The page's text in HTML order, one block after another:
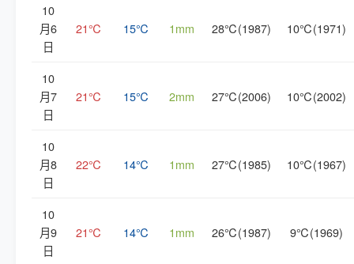
10
月6
日
21℃ 15℃ 1mm 28℃(1987) 10℃(1971)
10
月7
日
21℃ 15℃ 2mm 27℃(2006) 10℃(2002)
10
月8
日
22℃ 14℃ 1mm 27℃(1985) 10℃(1967)
10
月9
日
21℃ 14℃ 1mm 26℃(1987) 9℃(1969)